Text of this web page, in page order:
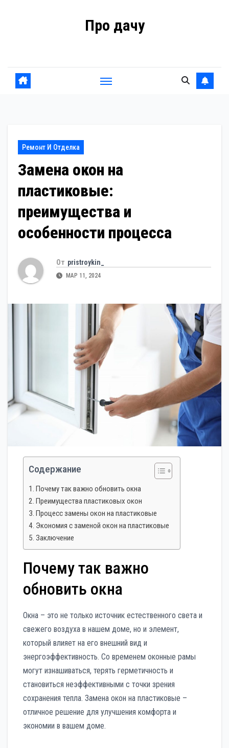
Про дачу
Ремонт И Отделка
Замена окон на
пластиковые:
преимущества и
особенности процесса
От pristroykin_
МАР 11, 2024
Содержание
Почему так важно обновить окна
Преимущества пластиковых окон
Процесс замены окон на пластиковые
Экономия с заменой окон на пластиковые
Заключение
Почему так важно
обновить окна
Окна – это не только источник естественного света и
свежего воздуха в нашем доме, но и элемент,
который влияет на его внешний вид и
энергоэффективность. Со временем оконные рамы
могут изнашиваться, терять герметичность и
становиться неэффективными с точки зрения
сохранения тепла. Замена окон на пластиковые –
отличное решение для улучшения комфорта и
экономии в вашем доме.